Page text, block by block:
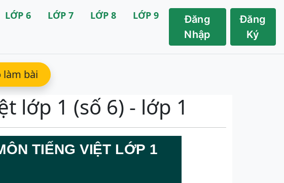
LỚP 6 LỚP 7 LỚP 8
LỚP 9
Đăng
Nhập
Đăng
Ký
làm bài
lớp 1 (số 6) - lớp 1